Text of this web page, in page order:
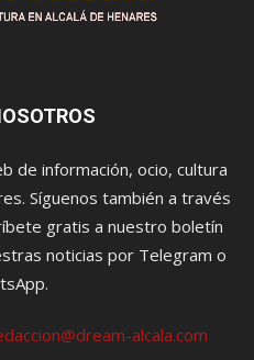
de información, ocio, cultura
Síguenos también a través
gratis a nuestro boletín
noticias por Telegram o
alcala.com